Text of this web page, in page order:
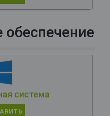
система